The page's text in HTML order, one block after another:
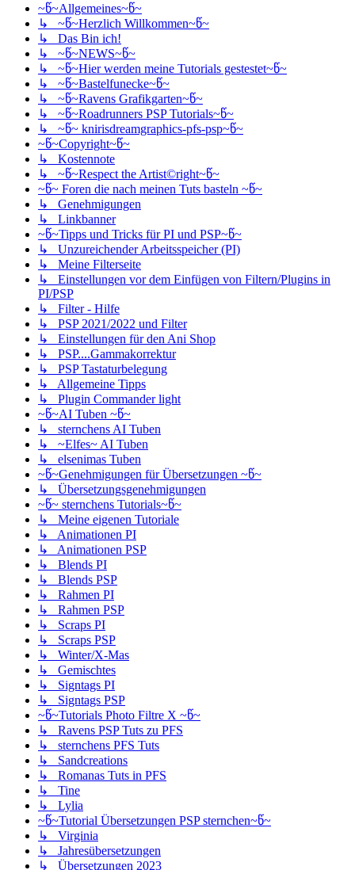
~წ~Allgemeines~წ~
↳ ~წ~Herzlich Willkommen~წ~
↳ Das Bin ich!
↳ ~წ~NEWS~წ~
↳ ~წ~Hier werden meine Tutorials gestestet~წ~
↳ ~წ~Bastelfunecke~წ~
↳ ~წ~Ravens Grafikgarten~წ~
↳ ~წ~Roadrunners PSP Tutorials~წ~
↳ ~წ~ knirisdreamgraphics-pfs-psp~წ~
~წ~Copyright~წ~
↳ Kostennote
↳ ~წ~Respect the Artist©right~წ~
~წ~ Foren die nach meinen Tuts basteln ~წ~
↳ Genehmigungen
↳ Linkbanner
~წ~Tipps und Tricks für PI und PSP~წ~
↳ Unzureichender Arbeitsspeicher (PI)
↳ Meine Filterseite
↳ Einstellungen vor dem Einfügen von Filtern/Plugins in
PI/PSP
↳ Filter - Hilfe
↳ PSP 2021/2022 und Filter
↳ Einstellungen für den Ani Shop
↳ PSP....Gammakorrektur
↳ PSP Tastaturbelegung
↳ Allgemeine Tipps
↳ Plugin Commander light
~წ~AI Tuben ~წ~
↳ sternchens AI Tuben
↳ ~Elfes~ AI Tuben
↳ elsenimas Tuben
~წ~Genehmigungen für Übersetzungen ~წ~
↳ Übersetzungsgenehmigungen
~წ~ sternchens Tutorials~წ~
↳ Meine eigenen Tutoriale
↳ Animationen PI
↳ Animationen PSP
↳ Blends PI
↳ Blends PSP
↳ Rahmen PI
↳ Rahmen PSP
↳ Scraps PI
↳ Scraps PSP
↳ Winter/X-Mas
↳ Gemischtes
↳ Signtags PI
↳ Signtags PSP
~წ~Tutorials Photo Filtre X ~წ~
↳ Ravens PSP Tuts zu PFS
↳ sternchens PFS Tuts
↳ Sandcreations
↳ Romanas Tuts in PFS
↳ Tine
↳ Lylia
~წ~Tutorial Übersetzungen PSP sternchen~წ~
↳ Virginia
↳ Jahresübersetzungen
↳ Übersetzungen 2023